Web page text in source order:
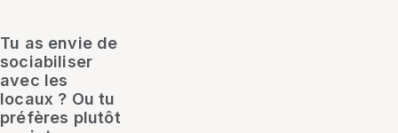
Tu as envie de
sociabiliser
avec les
locaux ? Ou tu
préfères plutôt